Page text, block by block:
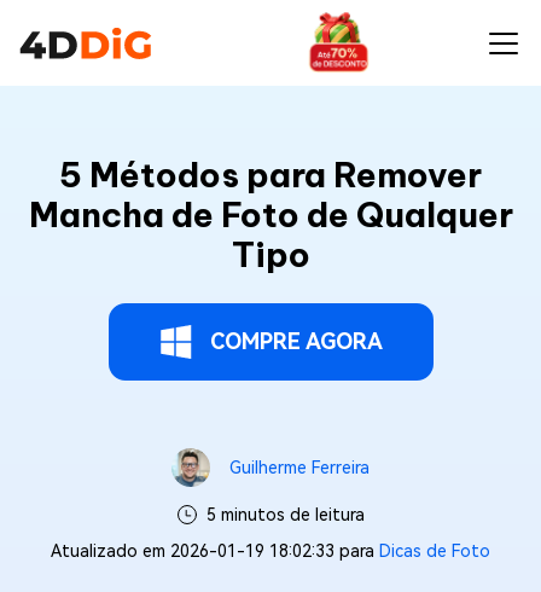
5 Métodos para Remover
Mancha de Foto de Qualquer
Tipo
COMPRE AGORA
Guilherme Ferreira
5 minutos de leitura
Atualizado em 2026-01-19 18:02:33 para Dicas de Foto